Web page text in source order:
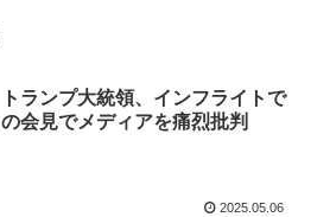
トランプ大統領、インフライトで
の会見でメディアを痛烈批判
2025.05.06